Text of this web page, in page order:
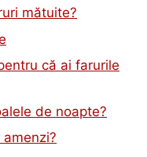
mătuite?
că ai farurile
de noapte?